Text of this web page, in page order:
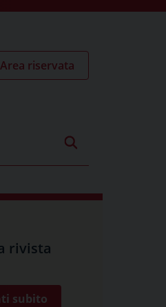
Area riservata
rivista
subito